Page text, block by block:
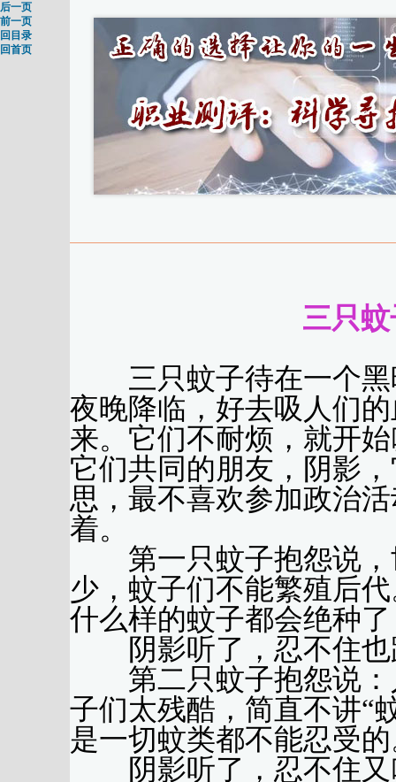
后一页
前一页
回目录
回首页
三只
三只蚊子待在一个黑
夜晚降临，好去吸人们
来。它们不耐烦，就开
它们共同的朋友，阴影
思，最不喜欢参加政治
着。
第一只蚊子抱怨说，
少，蚊子们不能繁殖后
什么样的蚊子都会绝种
阴影听了，忍不住也
第二只蚊子抱怨说：
子们太残酷，简直不讲“
是一切蚊类都不能忍受
阴影听了，忍不住又